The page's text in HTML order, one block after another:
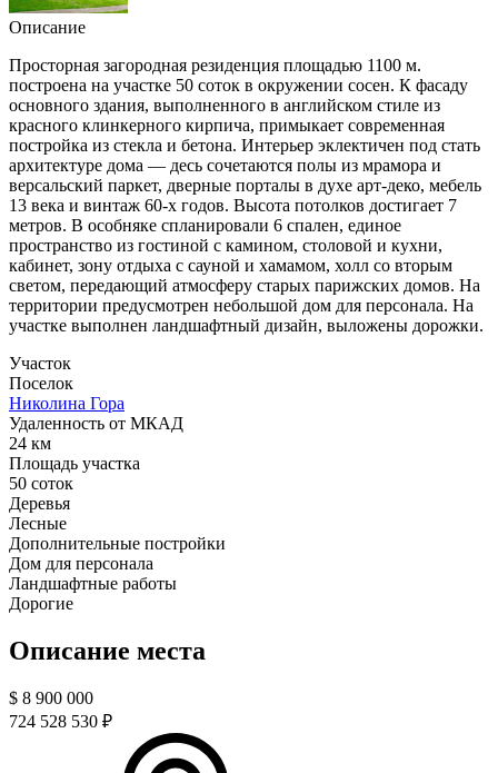
Описание
Просторная загородная резиденция площадью 1100 м.
построена на участке 50 соток в окружении сосен. К фасаду
основного здания, выполненного в английском стиле из
красного клинкерного кирпича, примыкает современная
постройка из стекла и бетона. Интерьер эклектичен под стать
архитектуре дома — десь сочетаются полы из мрамора и
версальский паркет, дверные порталы в духе арт-деко, мебель
13 века и винтаж 60-х годов. Высота потолков достигает 7
метров. В особняке спланировали 6 спален, единое
пространство из гостиной с камином, столовой и кухни,
кабинет, зону отдыха с сауной и хамамом, холл со вторым
светом, передающий атмосферу старых парижских домов. На
территории предусмотрен небольшой дом для персонала. На
участке выполнен ландшафтный дизайн, выложены дорожки.
Участок
Поселок
Николина Гора
Удаленность от МКАД
24 км
Площадь участка
50 соток
Деревья
Лесные
Дополнительные постройки
Дом для персонала
Ландшафтные работы
Дорогие
Описание места
$ 8 900 000
724 528 530 ₽